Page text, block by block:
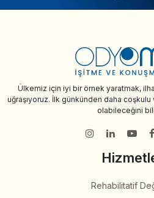
Ülkemiz için iyi bir örnek yaratmak,
uğraşıyoruz. İlk günkünden daha coşkulu
olabileceğini
Rehabilitatif